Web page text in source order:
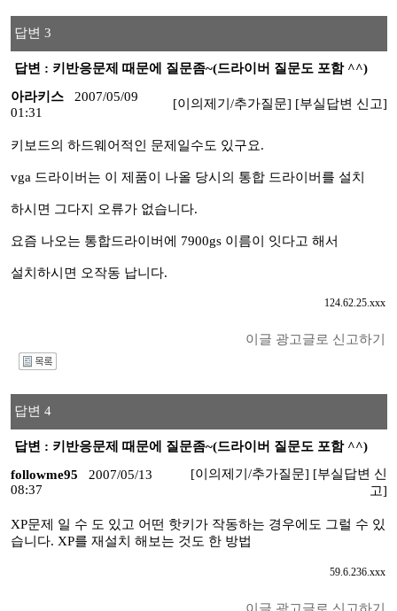
답변 3
답변 : 키반응문제 때문에 질문좀~(드라이버 질문도 포함 ^^)
아라키스
2007/05/09
01:31
[이의제기/추가질문] [부실답변 신고]
키보드의 하드웨어적인 문제일수도 있구요.
vga 드라이버는 이 제품이 나올 당시의 통합 드라이버를 설치
하시면 그다지 오류가 없습니다.
요즘 나오는 통합드라이버에 7900gs 이름이 잇다고 해서
설치하시면 오작동 납니다.
124.62.25.xxx
이글 광고글로 신고하기
답변 4
답변 : 키반응문제 때문에 질문좀~(드라이버 질문도 포함 ^^)
followme95
2007/05/13
08:37
[이의제기/추가질문] [부실답변 신
고]
XP문제 일 수 도 있고 어떤 핫키가 작동하는 경우에도 그럴 수 있
습니다. XP를 재설치 해보는 것도 한 방법
59.6.236.xxx